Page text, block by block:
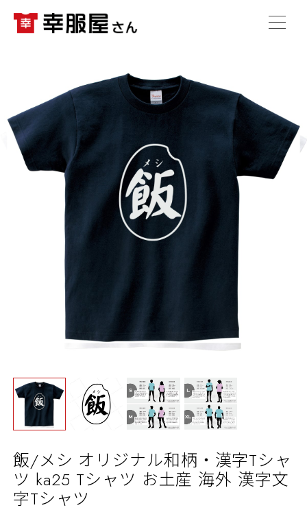
飯/メシ オリジナル和柄・漢字Tシャ
ツ ka25 Tシャツ お土産 海外 漢字文
字Tシャツ